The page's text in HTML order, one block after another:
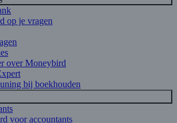
op je vragen
over Moneybird
bij boekhouden
voor accountants